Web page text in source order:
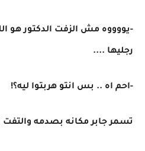
-يووووه مش الزفت الدكتور هو
رجليها ....
-احم اه .. بس انتو هربتوا ليه؟!
تسمر جابر مكانه بصدمه